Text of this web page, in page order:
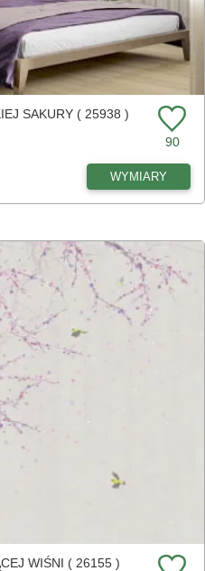
SAKURY ( 25938 )
90
sakury WYMIARY
WIŚNI ( 26155 )